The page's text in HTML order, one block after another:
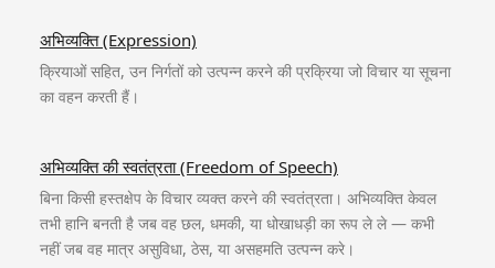
अभिव्यक्ति (Expression)
क्रियाओं सहित, उन निर्गतों को उत्पन्न करने की प्रक्रिया जो विचार या सूचना
का वहन करती हैं।
अभिव्यक्ति की स्वतंत्रता (Freedom of Speech)
बिना किसी हस्तक्षेप के विचार व्यक्त करने की स्वतंत्रता। अभिव्यक्ति केवल
तभी हानि बनती है जब वह छल, धमकी, या धोखाधड़ी का रूप ले ले — कभी
नहीं जब वह मात्र असुविधा, ठेस, या असहमति उत्पन्न करे।